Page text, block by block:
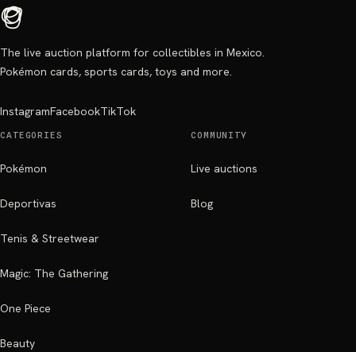
The live auction platform for collectibles in Mexico.
Pokémon cards, sports cards, toys and more.
InstagramFacebookTikTok
CATEGORIES
Pokémon
Deportivas
Tenis & Streetwear
Magic: The Gathering
One Piece
Beauty
COMMUNITY
Live auctions
Blog